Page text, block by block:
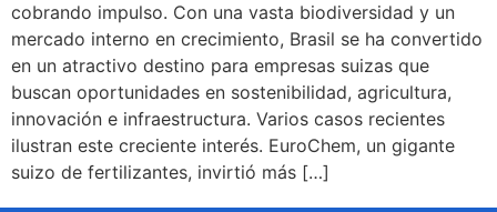
cobrando impulso. Con una vasta biodiversidad y un
mercado interno en crecimiento, Brasil se ha convertido
en un atractivo destino para empresas suizas que
buscan oportunidades en sostenibilidad, agricultura,
innovación e infraestructura. Varios casos recientes
ilustran este creciente interés. EuroChem, un gigante
suizo de fertilizantes, invirtió más […]